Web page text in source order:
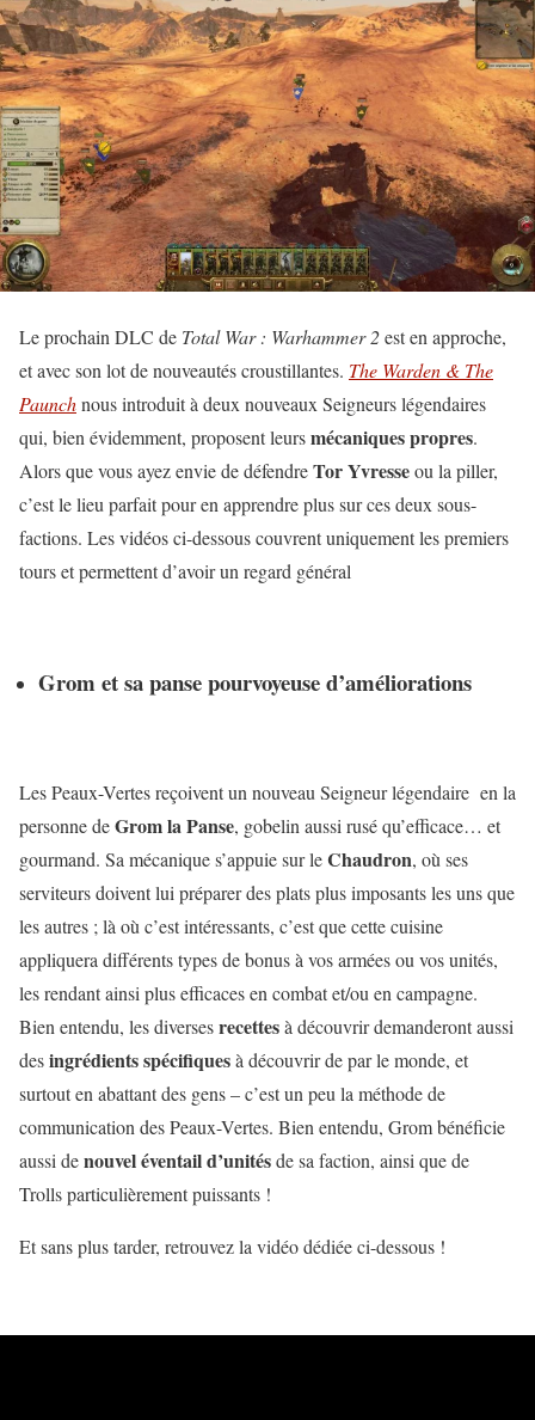
Le prochain DLC de Total War : Warhammer 2est en approche,
et avec son lot de nouveautés croustillantes. The Warden & The
Paunchnous introduit à deux nouveaux Seigneurs légendaires
qui, bien évidemment, proposent leursmécaniques propres.
Alors que vous ayez envie de défendreTor Yvresseou la piller,
c’est le lieu parfait pour en apprendre plus sur ces deux sous-
factions. Les vidéos ci-dessous couvrent uniquement les premiers
tours et permettent d’avoir un regard général
Grom et sa panse pourvoyeuse d’améliorations
Les Peaux-Vertes reçoivent un nouveau Seigneur légendaire en la
personne deGrom la Panse, gobelin aussi rusé qu’efficace… et
gourmand. Sa mécanique s’appuie sur leChaudron, où ses
serviteurs doivent lui préparer des plats plus imposants les uns que
les autres ; là où c’est intéressants, c’est que cette cuisine
appliquera différents types de bonus à vos armées ou vos unités,
les rendant ainsi plus efficaces en combat et/ou en campagne.
Bien entendu, les diversesrecettesà découvrir demanderont aussi
desingrédients spécifiquesà découvrir de par le monde, et
surtout en abattant des gens – c’est un peu la méthode de
communication des Peaux-Vertes. Bien entendu, Grom bénéficie
aussi denouvel éventail d’unitésde sa faction, ainsi que de
Trolls particulièrement puissants !
Et sans plus tarder, retrouvez la vidéo dédiée ci-dessous !